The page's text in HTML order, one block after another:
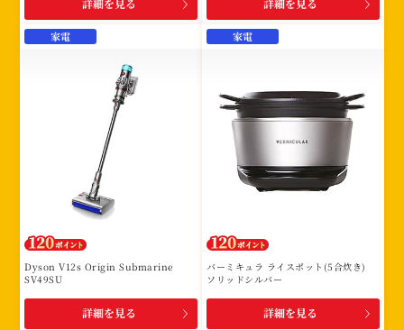
家電
Dyson V12s Origin Submarine
SV49SU
詳細を見る
家電
バーミキュラ ライスポット(5合炊き)
ソリッドシルバー
詳細を見る